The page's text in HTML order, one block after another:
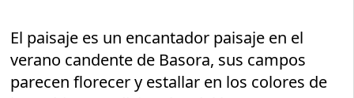
El paisaje es un encantador paisaje en el
verano candente de Basora, sus campos
parecen florecer y estallar en los colores de